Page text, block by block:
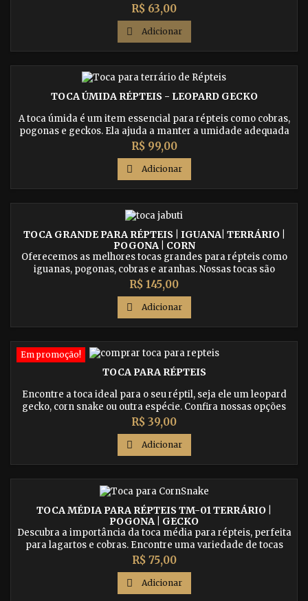
Snakes filhotes, Pogonas filhotes, Tarântulas e Escorpiões
adultos. Encontre a combinação perfeita de refúgio e
dispenser de água para garantir o conforto e bem-estar dos
seus répteis e aracnídeos.
Preço
R$ 63,00
 Adicionar
TOCA ÚMIDA RÉPTEIS - LEOPARD GECKO
A toca úmida é um item essencial para répteis como cobras,
pogonas e geckos. Ela ajuda a manter a umidade adequada
em seu habitat, o que é vital para a saúde e bem-estar dos
seus animais de estimação. Nossa toca úmida é feita com
materiais duráveis e de alta qualidade para garantir a
segurança e o conforto dos seus répteis. Compre agora e dê
ao seu pet o...
Preço
R$ 99,00
 Adicionar
TOCA GRANDE PARA RÉPTEIS | IGUANA| TERRÁRIO |
POGONA | CORN
Oferecemos as melhores tocas grandes para répteis como
iguanas, pogonas, cobras e aranhas. Nossas tocas são
duráveis, seguras e fáceis de limpar. Entrega rápida em
todo o Brasil. Compre agora!
Preço
R$ 145,00
 Adicionar
Em promoção!
TOCA PARA RÉPTEIS
Encontre a toca ideal para o seu réptil, seja ele um leopard
gecko, corn snake ou outra espécie. Confira nossas opções
de tocas pequenas para venda e proporcione mais conforto
e segurança para o seu pet.
Preço
R$ 39,00
 Adicionar
TOCA MÉDIA PARA RÉPTEIS TM-01 TERRÁRIO |
POGONA | GECKO
Descubra a importância da toca média para répteis, perfeita
para lagartos e cobras. Encontre uma variedade de tocas
que oferecem conforto e segurança para esses animais
fascinantes. Garanta o bem-estar do seu réptil com uma
toca adequada.
Preço
R$ 75,00
 Adicionar